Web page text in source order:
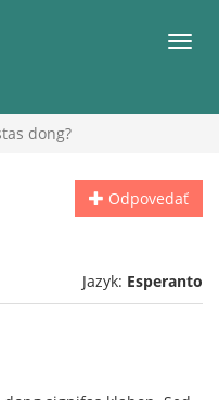
dong?
Odpovedať
Jazyk: Esperanto